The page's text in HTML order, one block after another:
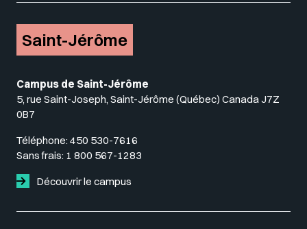
Saint-Jérôme
Campus de Saint-Jérôme
5, rue Saint-Joseph, Saint-Jérôme (Québec) Canada J7Z
0B7
Téléphone: 450 530-7616
Sans frais: 1 800 567-1283
Découvrir le campus